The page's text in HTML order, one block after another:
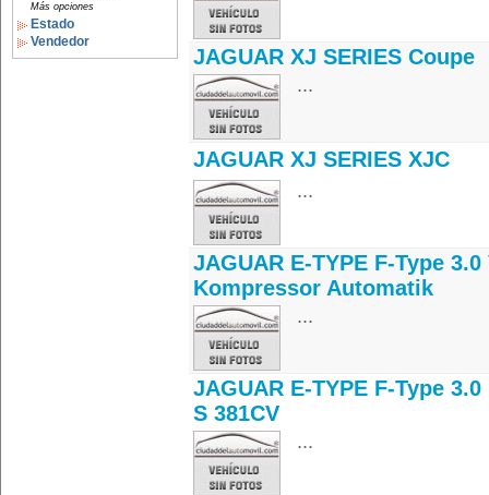
Más opciones
Estado
Vendedor
JAGUAR XJ SERIES Coupe
...
JAGUAR XJ SERIES XJC
...
JAGUAR E-TYPE F-Type 3.0
Kompressor Automatik
...
JAGUAR E-TYPE F-Type 3.0
S 381CV
...